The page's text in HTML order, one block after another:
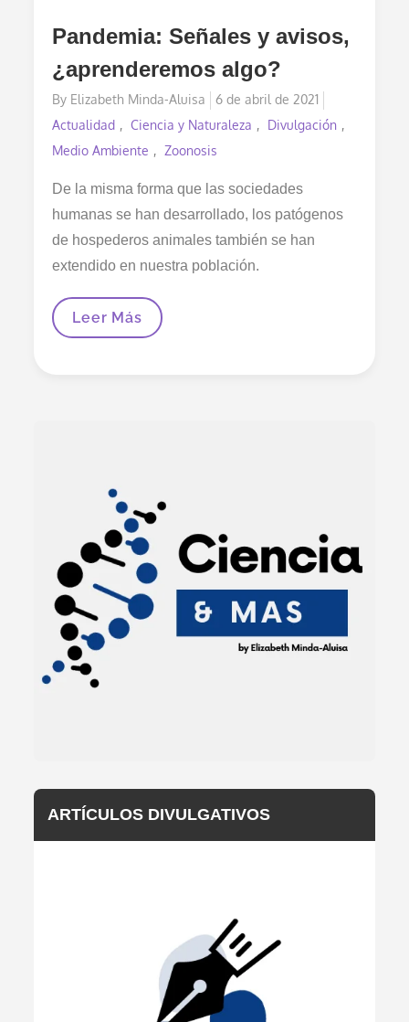
Pandemia: Señales y avisos,
¿aprenderemos algo?
By Elizabeth Minda-Aluisa
Posted
on
6 de abril de 2021
Actualidad
Ciencia y Naturaleza
Divulgación
Medio Ambiente
Zoonosis
De la misma forma que las sociedades
humanas se han desarrollado, los patógenos
de hospederos animales también se han
extendido en nuestra población.
Pandemia:
Leer Más
ARTÍCULOS DIVULGATIVOS